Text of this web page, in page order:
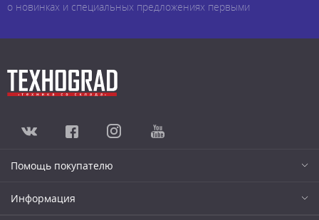
о новинках и специальных предложениях первыми
Помощь покупателю
Информация